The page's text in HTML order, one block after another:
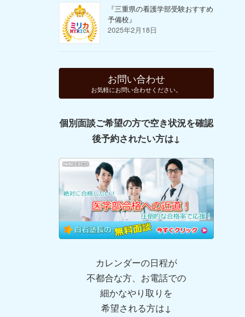
『三重県の看護学部受験おすすめ
予備校』
2025年2月18日
お問い合わせ
お気軽にお問い合わせください。
個別面談ご希望の方で空き状況を確認
後予約されたい方は↓
カレンダーの日程が
不都合な方、お電話での
細かなやり取りを
希望される方は↓